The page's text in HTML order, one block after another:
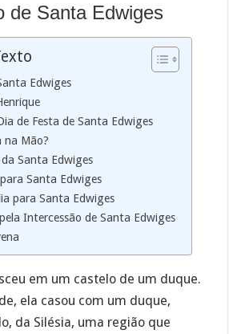
de Santa Edwiges
Edwiges
de Festa de Santa Edwiges
na Mão?
Santa Edwiges
Santa Edwiges
para Santa Edwiges
Intercessão de Santa Edwiges
em um castelo de um duque.
ela casou com um duque,
da Silésia, uma região que